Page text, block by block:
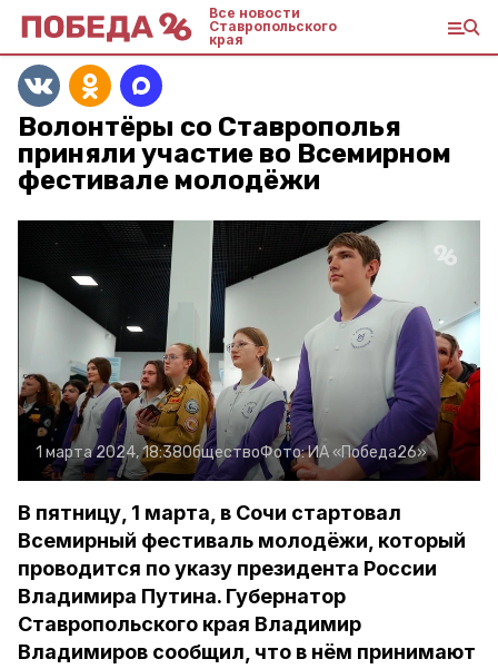
Все новости
Ставропольского
края
Волонтёры со Ставрополья
приняли участие во Всемирном
фестивале молодёжи
1 марта 2024, 18:38ОбществоФото:ИА «Победа26»
В пятницу, 1 марта, в Сочи стартовал
Всемирный фестиваль молодёжи, который
проводится по указу президента России
Владимира Путина. Губернатор
Ставропольского края Владимир
Владимиров сообщил, что в нём принимают